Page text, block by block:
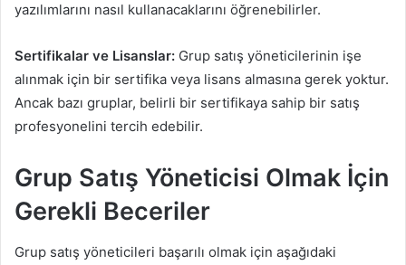
yazılımlarını nasıl kullanacaklarını öğrenebilirler.
Sertifikalar ve Lisanslar: Grup satış yöneticilerinin işe
alınmak için bir sertifika veya lisans almasına gerek yoktur.
Ancak bazı gruplar, belirli bir sertifikaya sahip bir satış
profesyonelini tercih edebilir.
Grup Satış Yöneticisi Olmak İçin
Gerekli Beceriler
Grup satış yöneticileri başarılı olmak için aşağıdaki